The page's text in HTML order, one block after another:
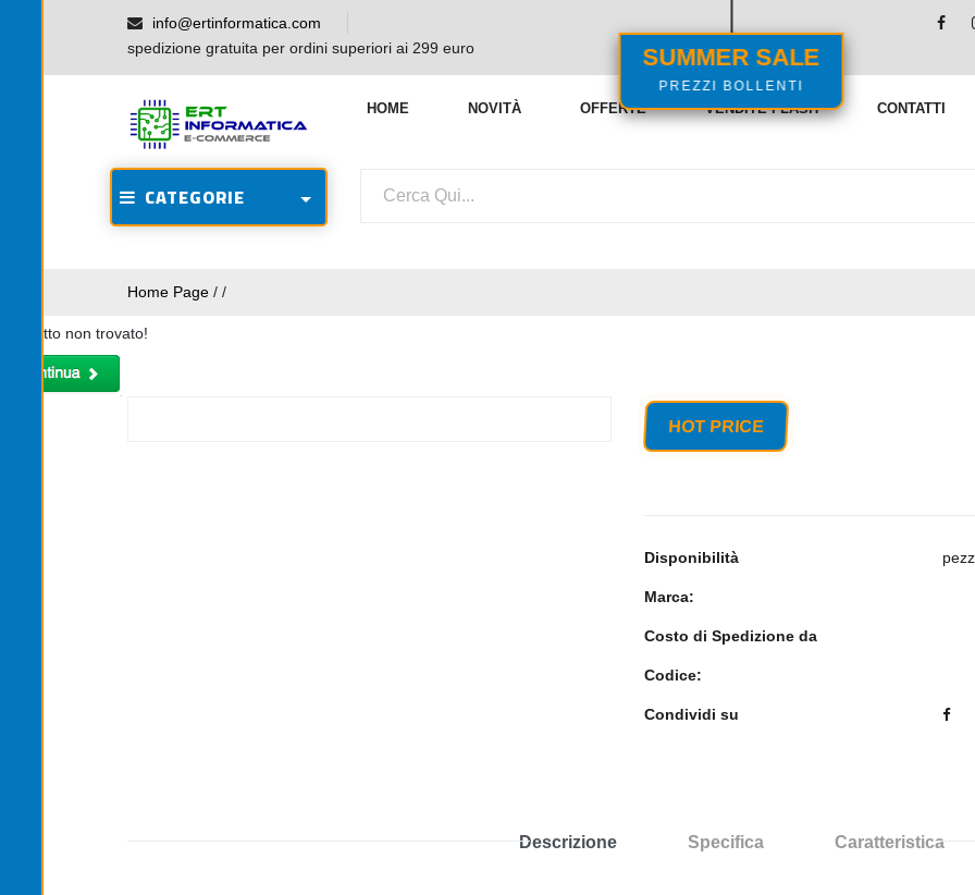
SUMMER SALE
PREZZI BOLLENTI
info@ertinformatica.com
spedizione gratuita per ordini superiori ai 299 euro
HOME NOVITÀ OFFERTE VENDITE FLASH CONTATTI
CATEGORIE
Home Page / /
Prodotto non trovato!
HOT PRICE
Disponibilità
Marca:
Costo di Spedizione da
Codice:
Condividi su
Descrizione Specifica Caratteristica